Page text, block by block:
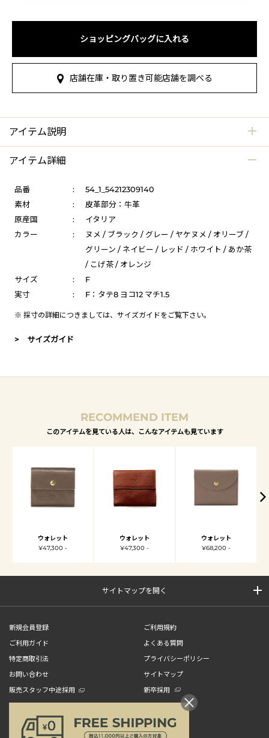
ショッピングバッグに入れる
店舗在庫・取り置き可能店舗を調べる
アイテム説明
アイテム詳細
品番 :
54_1_54212309140
素材
:
皮革部分：牛革
原産国
:
イタリア
カラー
:
ヌメ / ブラック / グレー / ヤケヌメ / オリーブ /
グリーン / ネイビー / レッド / ホワイト / あか茶
/ こげ茶 / オレンジ
サイズ
:
F
実寸
: F：タテ8 ヨコ12 マチ1.5
※ 採寸の詳細につきましては、 サイズガイドをご覧下さい。
> サイズガイド
RECOMMEND ITEM
このアイテムを見ている人は、こんなアイテムも見ています
ウォレット
¥47,300 -
ウォレット
¥47,300 -
ウォレット
¥68,200 -
サイトマップを開く
新規会員登録
ご利用規約
ご利用ガイド
よくある質問
特定商取引法
プライバシーポリシー
お問い合わせ
サイトマップ
販売スタッフ中途採用
新卒採用